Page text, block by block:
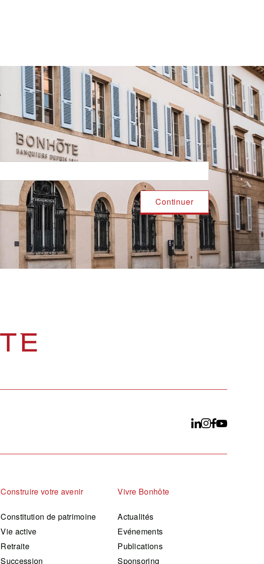
Construire votre avenir
Constitution de patrimoine
Vie active
Retraite
Succession
Vivre Bonhôte
Actualités
Evénements
Publications
Sponsoring